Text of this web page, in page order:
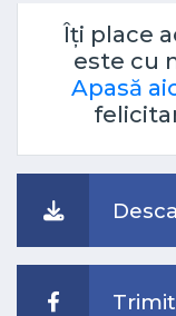
Îți place
este cu
Apasă